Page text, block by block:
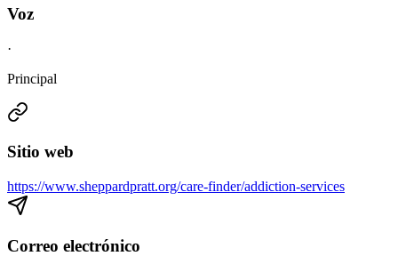
Voz
·
Principal
Sitio web
https://www.sheppardpratt.org/care-finder/addiction-services
Correo electrónico